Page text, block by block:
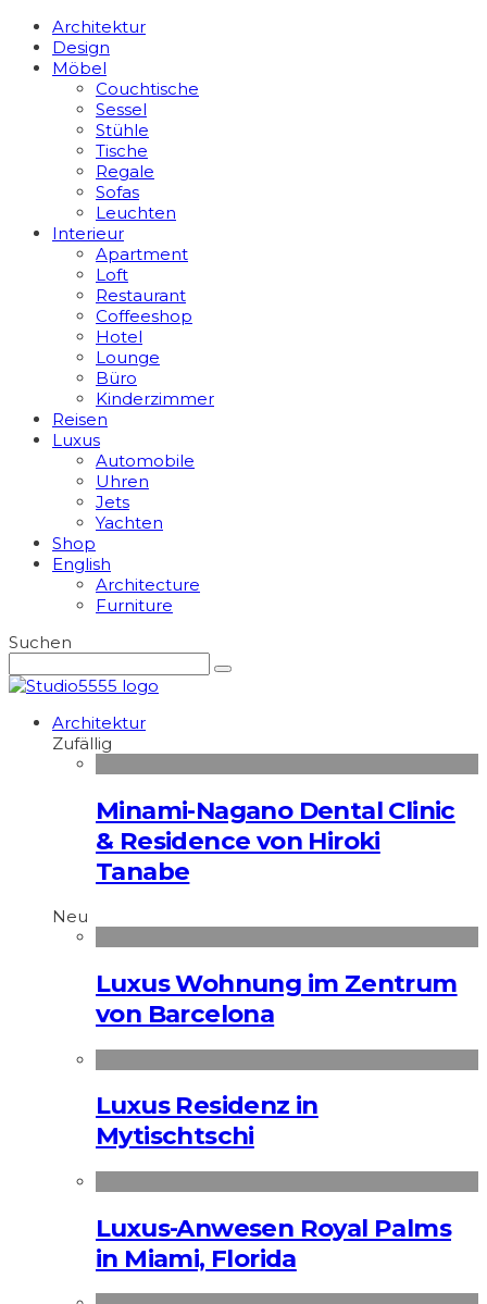
Architektur
Design
Möbel
Couchtische
Sessel
Stühle
Tische
Regale
Sofas
Leuchten
Interieur
Apart­ment
Loft
Restaurant
Coffeeshop
Hotel
Lounge
Büro
Kinderzimmer
Reisen
Luxus
Automobile
Uhren
Jets
Yachten
Shop
English
Architecture
Furniture
Suchen
Architektur
Zufällig
Minami-Nagano Dental Clinic
& Residence von Hiroki
Tanabe
Neu
Luxus Wohnung im Zentrum
von Barcelona
Luxus Residenz in
Mytischtschi
Luxus-Anwesen Royal Palms
in Miami, Florida